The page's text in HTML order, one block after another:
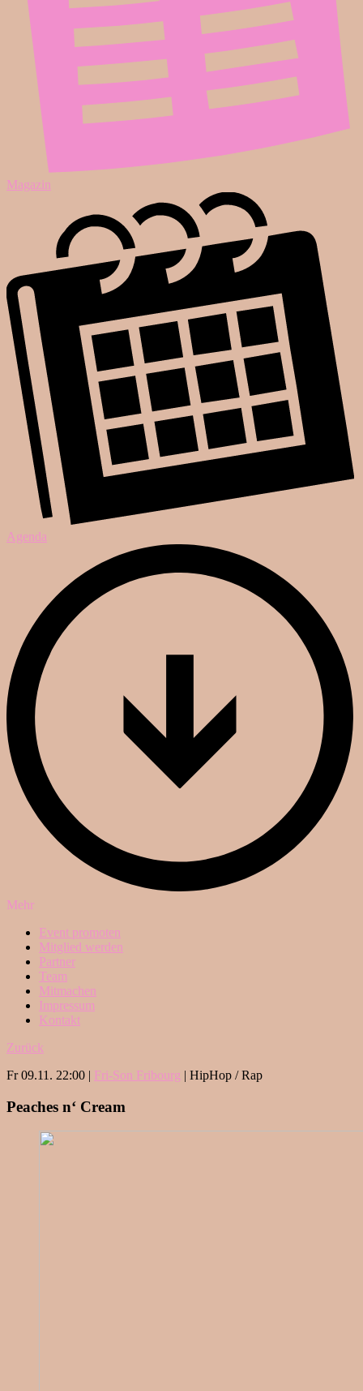
Magazin
Agenda
Mehr
Event promoten
Mitglied werden
Partner
Team
Mitmachen
Impressum
Kontakt
Zurück
Fr 09.11. 22:00 | Fri-Son Fribourg | HipHop / Rap
Peaches n‘ Cream